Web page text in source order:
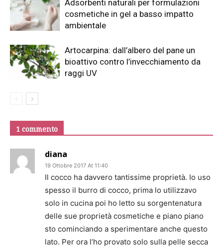
Adsorbenti naturali per formulazioni
cosmetiche in gel a basso impatto
ambientale
Artocarpina: dall’albero del pane un
bioattivo contro l’invecchiamento da
raggi UV
1 commento
diana
19 Ottobre 2017 At 11:40
Il cocco ha davvero tantissime proprietà. Io uso
spesso il burro di cocco, prima lo utilizzavo
solo in cucina poi ho letto su sorgentenatura
delle sue proprietà cosmetiche e piano piano
sto cominciando a sperimentare anche questo
lato. Per ora l’ho provato solo sulla pelle secca